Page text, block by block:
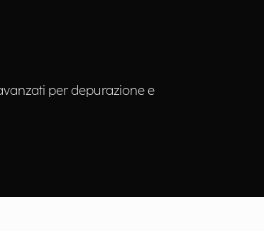
per depurazione e